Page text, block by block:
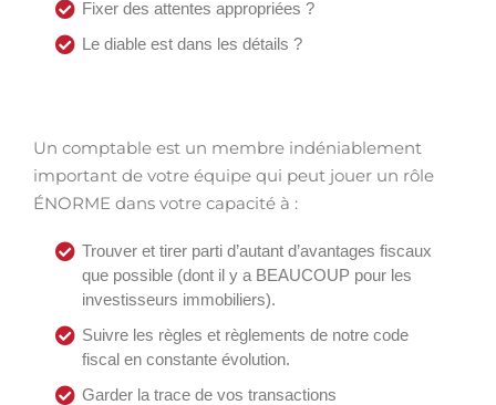
Fixer des attentes appropriées ?
Le diable est dans les détails ?
Un comptable est un membre indéniablement
important de votre équipe qui peut jouer un rôle
ÉNORME dans votre capacité à :
Trouver et tirer parti d’autant d’avantages fiscaux
que possible (dont il y a BEAUCOUP pour les
investisseurs immobiliers).
Suivre les règles et règlements de notre code
fiscal en constante évolution.
Garder la trace de vos transactions